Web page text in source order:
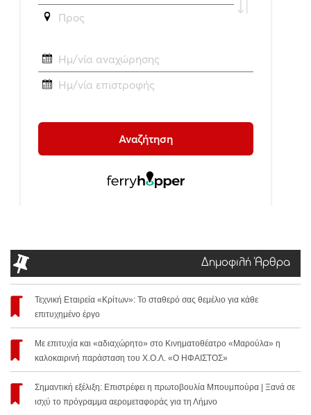
Δημοφιλή Άρθρα
Τεχνική Εταιρεία «Κρίτων»: Το σταθερό σας θεμέλιο για κάθε
επιτυχημένο έργο
Με επιτυχία και «αδιαχώρητο» στο Κινηματοθέατρο «Μαρούλα» η
καλοκαιρινή παράσταση του Χ.Ο.Λ. «Ο ΗΦΑΙΣΤΟΣ»
Σημαντική εξέλιξη: Επιστρέφει η πρωτοβουλία Μπουμπούρα | Ξανά σε
ισχύ το πρόγραμμα αερομεταφοράς για τη Λήμνο